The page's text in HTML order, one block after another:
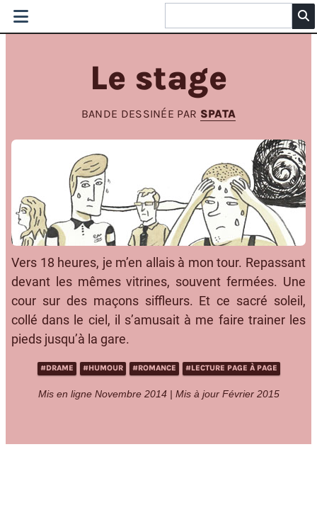
Le stage
BANDE DESSINÉE PAR SPATA
Vers 18 heures, je m’en allais à mon tour. Repassant
devant les mêmes vitrines, souvent fermées. Une
cour sur des maçons siffleurs. Et ce sacré soleil,
collé dans le ciel, il s’amusait à me faire trainer les
pieds jusqu’à la gare.
#DRAME #HUMOUR #ROMANCE #LECTURE PAGE À PAGE
Mis en ligne Novembre 2014 | Mis à jour Février 2015